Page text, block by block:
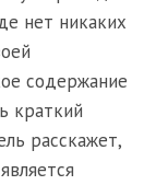
нет никаких
содержание
краткий
расскажет,